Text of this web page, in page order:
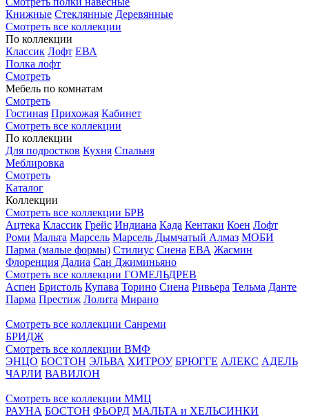
Книжные Стеклянные Деревянные
Смотреть все коллекции
По коллекции
Классик Лофт ЕВА
Полка лофт
Смотреть
Мебель по комнатам
Смотреть
Гостиная Прихожая Кабинет
Смотреть все коллекции
По коллекции
Для подростков Кухня Спальня
Меблировка
Смотреть
Каталог
Коллекции
Смотреть все коллекции БРВ
Ацтека Классик Грейс Индиана Када Кентаки Коен Лофт
Роми Мальта Марсель Марсель Дымчатый Алмаз МОБИ
Парма (малые формы) Стилиус Сиена ЕВА Жасмин
Флоренция Далиа Сан Джиминьяно
Смотреть все коллекции ГОМЕЛЬДРЕВ
Аспен Бристоль Купава Торино Сиена Ривьера Тельма Данте
Парма Престиж Лолита Мирано
Смотреть все коллекции Санреми
БРИДЖ
Смотреть все коллекции ВМФ
ЭНЦО БОСТОН ЭЛЬВА ХИТРОУ БРЮГГЕ АЛЕКС АДЕЛЬ
ЧАРЛИ ВАВИЛОН
Смотреть все коллекции ММЦ
РАУНА БОСТОН ФЬОРД МАЛЬТА и ХЕЛЬСИНКИ